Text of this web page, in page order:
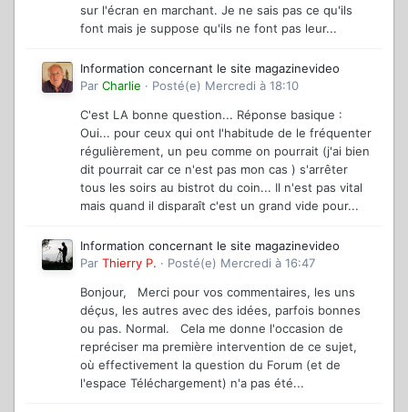
sur l'écran en marchant. Je ne sais pas ce qu'ils
font mais je suppose qu'ils ne font pas leur...
Information concernant le site magazinevideo
Par Charlie · Posté(e) Mercredi à 18:10
C'est LA bonne question... Réponse basique :
Oui... pour ceux qui ont l'habitude de le fréquenter
régulièrement, un peu comme on pourrait (j'ai bien
dit pourrait car ce n'est pas mon cas ) s'arrêter
tous les soirs au bistrot du coin... Il n'est pas vital
mais quand il disparaît c'est un grand vide pour...
Information concernant le site magazinevideo
Par Thierry P. · Posté(e) Mercredi à 16:47
Bonjour, Merci pour vos commentaires, les uns
déçus, les autres avec des idées, parfois bonnes
ou pas. Normal. Cela me donne l'occasion de
repréciser ma première intervention de ce sujet,
où effectivement la question du Forum (et de
l'espace Téléchargement) n'a pas été...